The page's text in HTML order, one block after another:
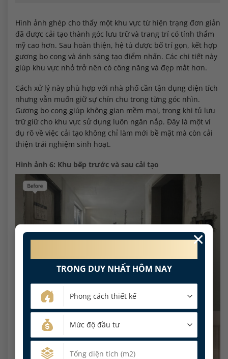
×
TRONG DUY NHẤT HÔM NAY
Hình ảnh ghép cho thấy một khu vực từ hiện trạng đơn giản
đã được cải tạo thành góc lưu trữ và trang trí có tính thẩm
mỹ cao hơn. Sau hoàn thiện, hệ tủ được bố trí gọn, kết hợp
gương bo cong và ánh sáng tạo điểm nhấn. Các chi tiết này
giúp khu vực nhỏ trở nên có công năng và đẹp mắt hơn.
Cách xử lý này phù hợp với nhà phố cần tận dụng diện tích
nhưng vẫn muốn giữ sự chỉn chu trong từng góc nhìn.
Gương bo cong giúp không gian mềm mại, trong khi tủ lưu
trữ giữ cho khu vực sử dụng luôn ngăn nắp. Đây là một ví
dụ rõ về việc cải tạo không chỉ làm mới bề mặt mà còn cải
thiện trải nghiệm sinh hoạt.
Hình ảnh 6: Khu bếp trước và sau cải tạo